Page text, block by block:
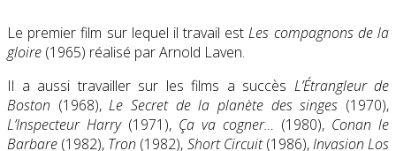
Le premier film sur lequel il travail estLes compagnons de la
gloire (1965) réalisé par Arnold Laven.
Il a aussi travailler sur les films a succès L’Étrangleur de
Boston (1968),Le Secret de la planète des singes (1970),
L’Inspecteur Harry(1971), Ça va cogner… (1980), Conan le
Barbare (1982), Tron (1982), Short Circuit(1986),Invasion Los